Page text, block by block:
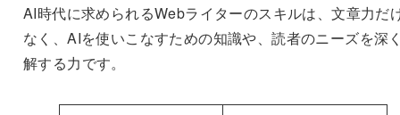
AI時代に求められるWebライターのスキルは、文章力だ
なく、AIを使いこなすための知識や、読者のニーズを深
解する力です。